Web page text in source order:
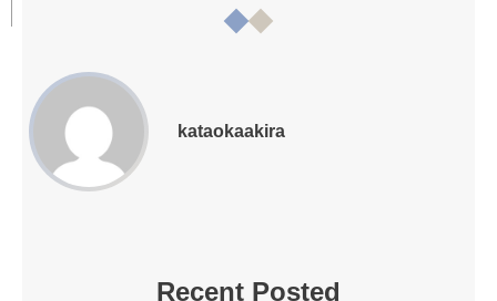
kataokaakira
Recent Posted